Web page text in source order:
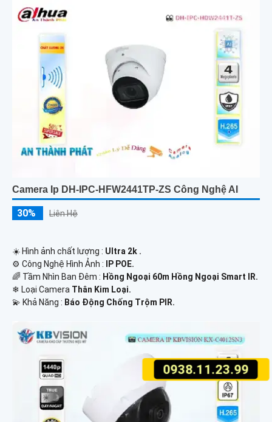
0938.11.23.99
Camera Ip DH-IPC-HFW2441TP-ZS Công Nghệ AI
30% Liên Hệ
☀️ Hình ảnh chất lượng : Ultra 2k .
⚙ Công Nghệ Hình Ảnh :
IP POE.
🌈 Tầm Nhìn Ban Đêm : Hồng Ngoại 60m Hồng Ngoại Smart IR.
❄ Loại Camera Thân Kim Loại.
️💫 Khả Năng : Báo Động Chống Trộm PIR.